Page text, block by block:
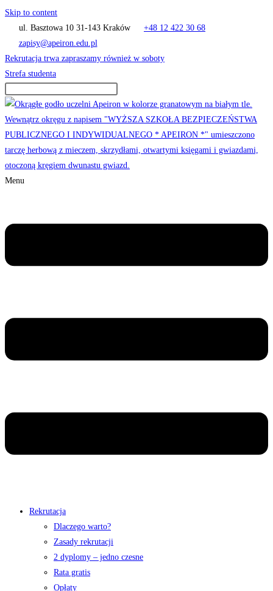
Skip to content
ul. Basztowa 10 31-143 Kraków
+48 12 422 30 68
zapisy@apeiron.edu.pl
Rekrutacja trwa zapraszamy również w soboty
Strefa studenta
Menu
Rekrutacja
Dlaczego warto?
Zasady rekrutacji
2 dyplomy – jedno czesne
Rata gratis
Opłaty